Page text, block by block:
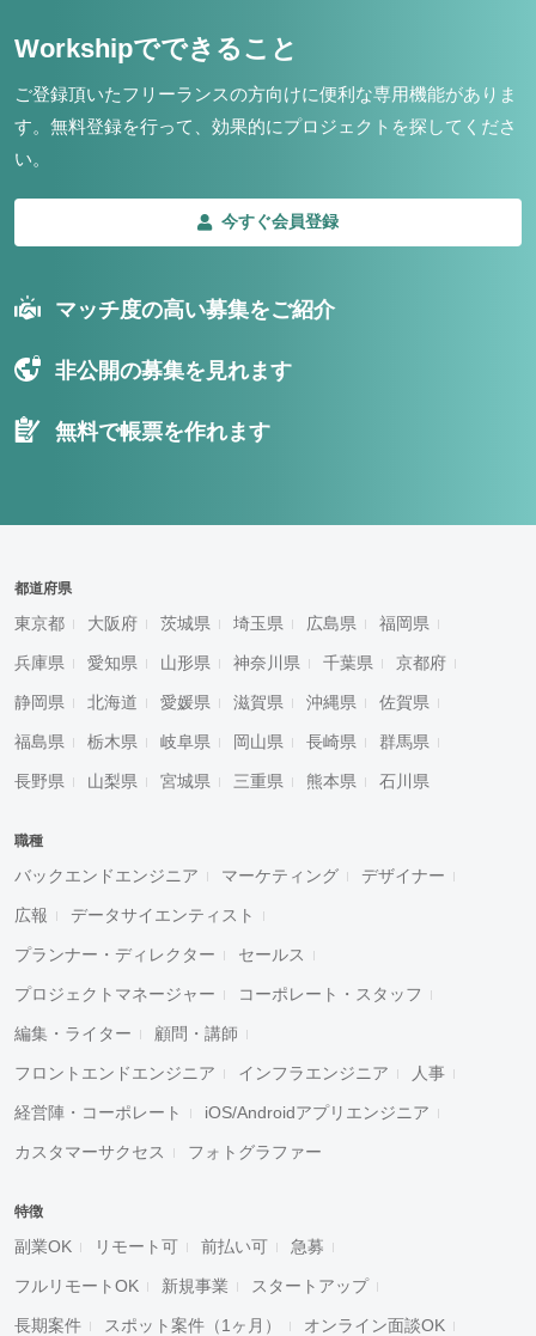
Workshipでできること
ご登録頂いたフリーランスの方向けに便利な専用機能がありま
す。 無料登録を行って、効果的にプロジェクトを探してくださ
い。
今すぐ会員登録
マッチ度の高い募集をご紹介
非公開の募集を見れます
無料で帳票を作れます
都道府県
東京都 大阪府 茨城県 埼玉県 広島県 福岡県
兵庫県 愛知県 山形県 神奈川県 千葉県 京都府
静岡県 北海道 愛媛県 滋賀県 沖縄県 佐賀県
福島県 栃木県 岐阜県 岡山県 長崎県 群馬県
長野県 山梨県 宮城県 三重県 熊本県 石川県
職種
バックエンドエンジニア マーケティング デザイナー
広報 データサイエンティスト
プランナー・ディレクター セールス
プロジェクトマネージャー コーポレート・スタッフ
編集・ライター 顧問・講師
フロントエンドエンジニア インフラエンジニア 人事
経営陣・コーポレート iOS/Androidアプリエンジニア
カスタマーサクセス フォトグラファー
特徴
副業OK リモート可 前払い可 急募
フルリモートOK 新規事業 スタートアップ
長期案件 スポット案件（1ヶ月） オンライン面談OK